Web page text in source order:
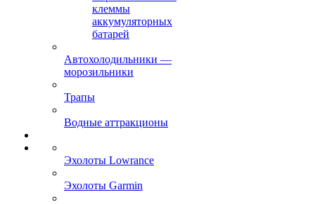
клеммы
аккумуляторных
батарей
Автохолодильники —
морозильники
Трапы
Водные аттракционы
Эхолоты Lowrance
Эхолоты Garmin